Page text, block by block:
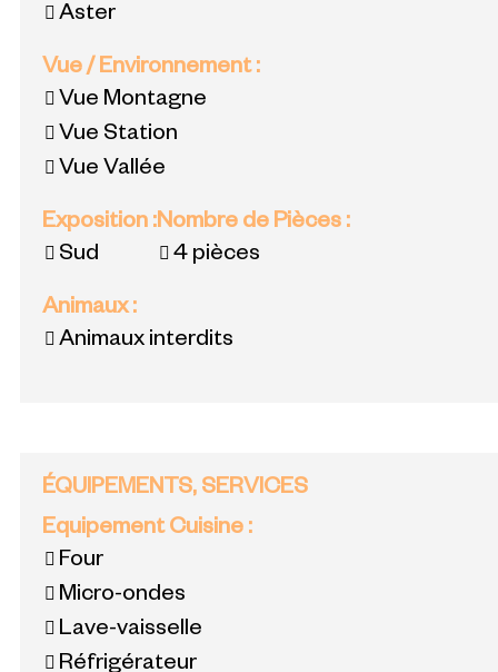
Aster
Vue / Environnement:
Vue Montagne
Vue Station
Vue Vallée
Exposition :
Sud
Nombre de Pièces :
4 pièces
Animaux:
Animaux interdits
ÉQUIPEMENTS, SERVICES
Equipement Cuisine :
Four
Micro-ondes
Lave-vaisselle
Réfrigérateur